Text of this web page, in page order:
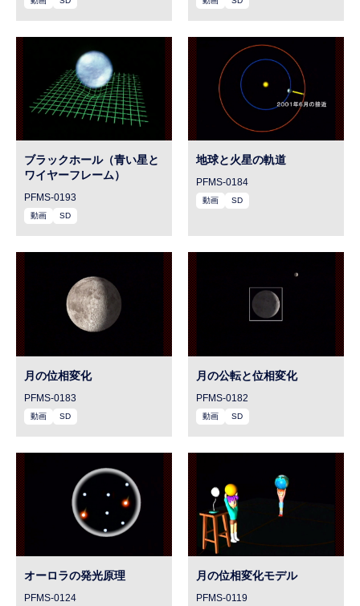
ブラックホール（青い星と
ワイヤーフレーム）
PFMS-0193
動画 SD
地球と火星の軌道
PFMS-0184
動画 SD
月の位相変化
PFMS-0183
動画 SD
月の公転と位相変化
PFMS-0182
動画 SD
オーロラの発光原理
PFMS-0124
月の位相変化モデル
PFMS-0119